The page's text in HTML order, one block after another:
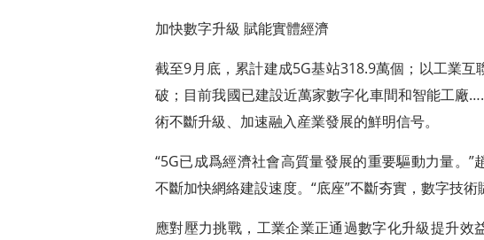
加快數字升級 賦能實體經濟
截至9月底，累計建成5G基站318.9萬個；以工業
破；目前我國已建設近萬家數字化車間和智能工廠
術不斷升級、加速融入産業發展的鮮明信号。
“5G已成爲經濟社會高質量發展的重要驅動力量。
不斷加快網絡建設速度。“底座”不斷夯實，數字技術
應對壓力挑戰，工業企業正通過數字化升級提升效